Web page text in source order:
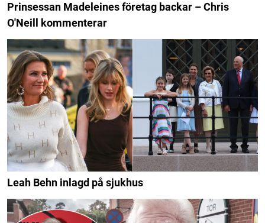
Prinsessan Madeleines företag backar – Chris
O'Neill kommenterar
Leah Behn inlagd på sjukhus